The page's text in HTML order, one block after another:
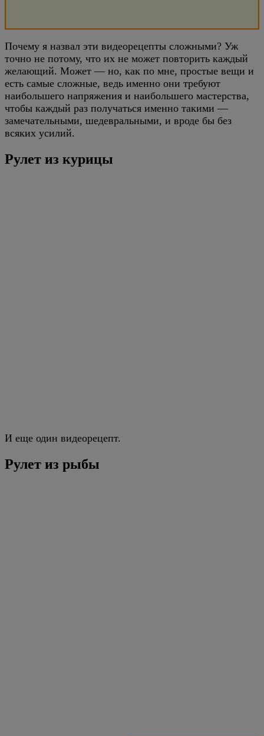
Почему я назвал эти видеорецепты сложными? Уж
точно не потому, что их не может повторить каждый
желающий. Может — но, как по мне, простые вещи и
есть самые сложные, ведь именно они требуют
наибольшего напряжения и наибольшего мастерства,
чтобы каждый раз получаться именно такими —
замечательными, шедевральными, и вроде бы без
всяких усилий.
Рулет из курицы
И еще один видеорецепт.
Рулет из рыбы